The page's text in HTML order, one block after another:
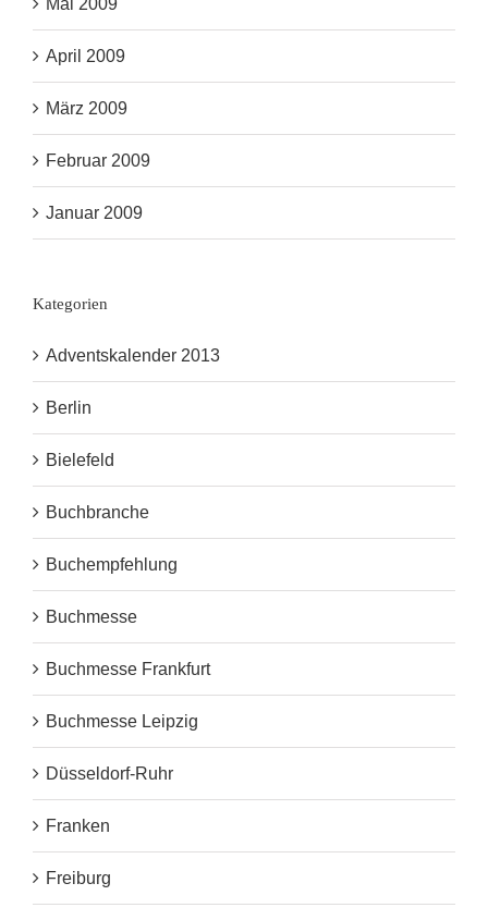
Mai 2009
April 2009
März 2009
Februar 2009
Januar 2009
Kategorien
Adventskalender 2013
Berlin
Bielefeld
Buchbranche
Buchempfehlung
Buchmesse
Buchmesse Frankfurt
Buchmesse Leipzig
Düsseldorf-Ruhr
Franken
Freiburg